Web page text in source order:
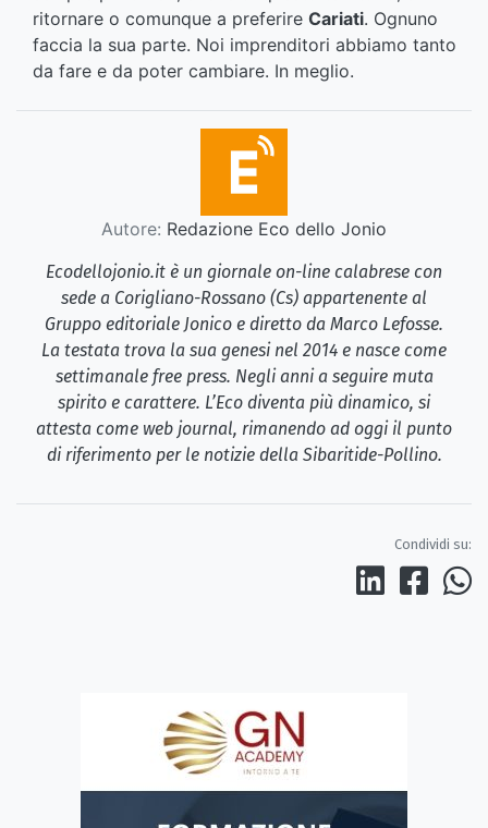
ritornare o comunque a preferire Cariati. Ognuno
faccia la sua parte. Noi imprenditori abbiamo tanto
da fare e da poter cambiare. In meglio.
Autore: Redazione Eco dello Jonio
Ecodellojonio.it è un giornale on-line calabrese con
sede a Corigliano-Rossano (Cs) appartenente al
Gruppo editoriale Jonico e diretto da Marco Lefosse.
La testata trova la sua genesi nel 2014 e nasce come
settimanale free press. Negli anni a seguire muta
spirito e carattere. L’Eco diventa più dinamico, si
attesta come web journal, rimanendo ad oggi il punto
di riferimento per le notizie della Sibaritide-Pollino.
Condividi su: